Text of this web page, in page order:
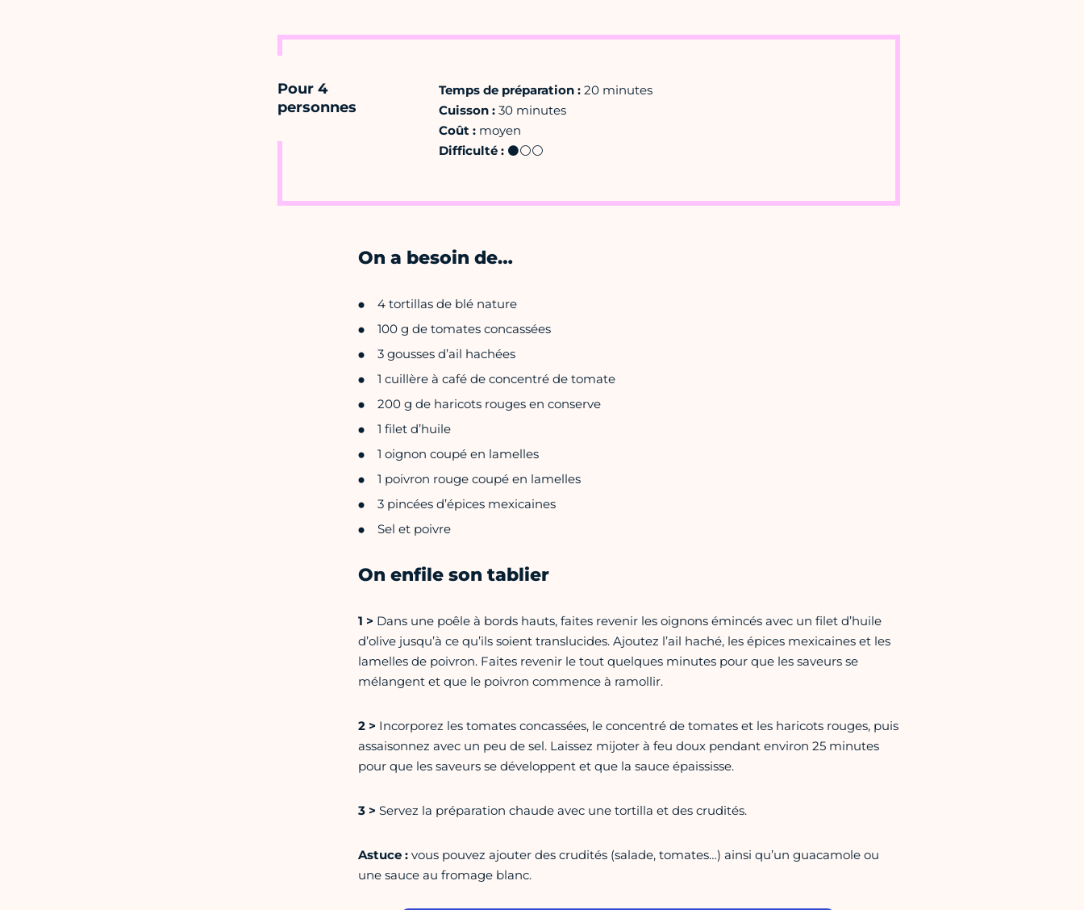
Pour 4
personnes
Temps de préparation :20 minutes
Cuisson :30 minutes
Coût :moyen
Difficulté :⚫⚪⚪
On a besoin de…
4 tortillas de blé nature
100 g de tomates concassées
3 gousses d’ail hachées
1 cuillère à café de concentré de tomate
200 g de haricots rouges en conserve
1 filet d’huile
1 oignon coupé en lamelles
1 poivron rouge coupé en lamelles
3 pincées d’épices mexicaines
Sel et poivre
On enfile son tablier
1 > Dans une poêle à bords hauts, faites revenir les oignons émincés avec un filet d’huile
d’olive jusqu’à ce qu’ils soient translucides. Ajoutez l’ail haché, les épices mexicaines et les
lamelles de poivron. Faites revenir le tout quelques minutes pour que les saveurs se
mélangent et que le poivron commence à ramollir.
2 > Incorporez les tomates concassées, le concentré de tomates et les haricots rouges, puis
assaisonnez avec un peu de sel. Laissez mijoter à feu doux pendant environ 25 minutes
pour que les saveurs se développent et que la sauce épaississe.
3 > Servez la préparation chaude avec une tortilla et des crudités.
Astuce : vous pouvez ajouter des crudités (salade, tomates…) ainsi qu’un guacamole ou
une sauce au fromage blanc.